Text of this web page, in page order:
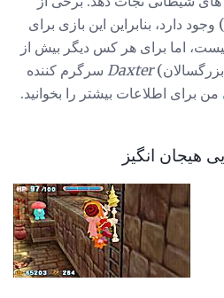
دارد، بنابراین این بازی برای
اما برای هر کس دیگر بیش از
Daxter سرگرم کننده
من برای اطلاعات بیشتر را بخوانید.